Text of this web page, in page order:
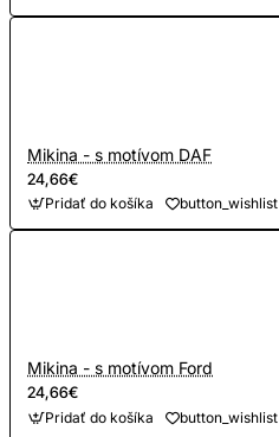
Mikina - s motívom DAF
24,66€
Pridať do košíka button_wishlist
Mikina - s motívom Ford
24,66€
Pridať do košíka button_wishlist